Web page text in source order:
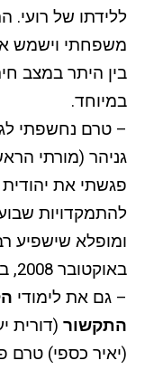
ללידתו של רועי.
משפחתי וישמש
בין היתר במצב
במיוחד.
– טרם נחשפתי
גניהר (מורתי
פגשתי את
להתמקדויות
ומופלא שישפיע
באוקטובר 2008, בעוד כחצי שנה.
– גם את לימודי
התקשור (דורית
(יאיר כספי) טרם